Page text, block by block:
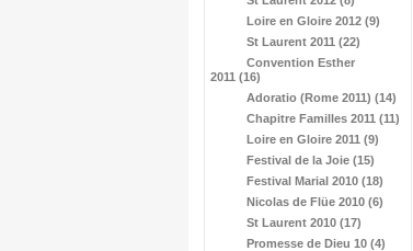
Loire en Gloire 2012 (9)
St Laurent 2011 (22)
Convention Esther
2011 (16)
Adoratio (Rome 2011) (14)
Chapitre Familles 2011 (11)
Loire en Gloire 2011 (9)
Festival de la Joie (15)
Festival Marial 2010 (18)
Nicolas de Flüe 2010 (6)
St Laurent 2010 (17)
Promesse de Dieu 10 (4)